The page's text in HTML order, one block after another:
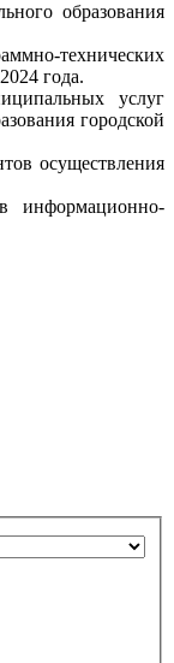
образования
технических
года.
услуг
городской
осуществления
информационно-